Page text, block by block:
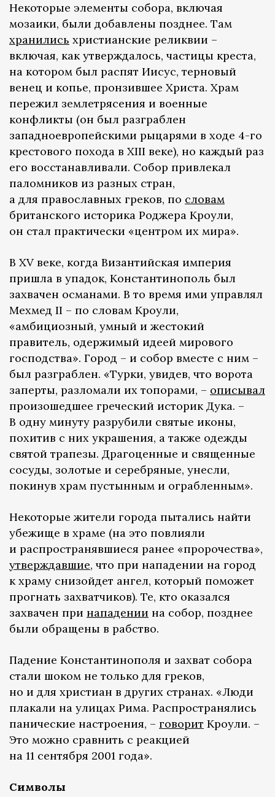
Некоторые элементы собора, включая
мозаики, были добавлены позднее. Там
хранились христианские реликвии –
включая, как утверждалось, частицы креста,
на котором был распят Иисус, терновый
венец и копье, пронзившее Христа. Храм
пережил землетрясения и военные
конфликты (он был разграблен
западноевропейскими рыцарями в ходе 4-го
крестового похода в XIII веке), но каждый раз
его восстанавливали. Собор привлекал
паломников из разных стран,
а для православных греков, по словам
британского историка Роджера Кроули,
он стал практически «центром их мира».
В XV веке, когда Византийская империя
пришла в упадок, Константинополь был
захвачен османами. В то время ими управлял
Мехмед II – по словам Кроули,
«амбициозный, умный и жестокий
правитель, одержимый идеей мирового
господства». Город – и собор вместе с ним –
был разграблен. «Турки, увидев, что ворота
заперты, разломали их топорами, – описывал
произошедшее греческий историк Дука. –
В одну минуту разрубили святые иконы,
похитив с них украшения, а также одежды
святой трапезы. Драгоценные и священные
сосуды, золотые и серебряные, унесли,
покинув храм пустынным и ограбленным».
Некоторые жители города пытались найти
убежище в храме (на это повлияли
и распространявшиеся ранее «пророчества»,
утверждавшие, что при нападении на город
к храму снизойдет ангел, который поможет
прогнать захватчиков). Те, кто оказался
захвачен при нападении на собор, позднее
были обращены в рабство.
Падение Константинополя и захват собора
стали шоком не только для греков,
но и для христиан в других странах. «Люди
плакали на улицах Рима. Распространялись
панические настроения, – говорит Кроули. –
Это можно сравнить с реакцией
на 11 сентября 2001 года».
Символы